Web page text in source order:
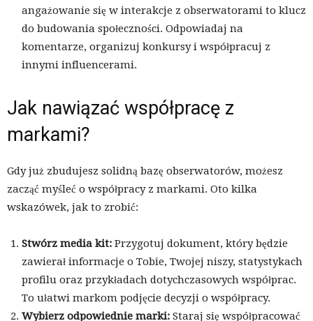
angażowanie się w interakcje z obserwatorami to klucz
do budowania społeczności. Odpowiadaj na
komentarze, organizuj konkursy i współpracuj z
innymi influencerami.
Jak nawiązać współpracę z
markami?
Gdy już zbudujesz solidną bazę obserwatorów, możesz
zacząć myśleć o współpracy z markami. Oto kilka
wskazówek, jak to zrobić:
Stwórz media kit: Przygotuj dokument, który będzie
zawierał informacje o Tobie, Twojej niszy, statystykach
profilu oraz przykładach dotychczasowych współprac.
To ułatwi markom podjęcie decyzji o współpracy.
Wybierz odpowiednie marki: Staraj się współpracować